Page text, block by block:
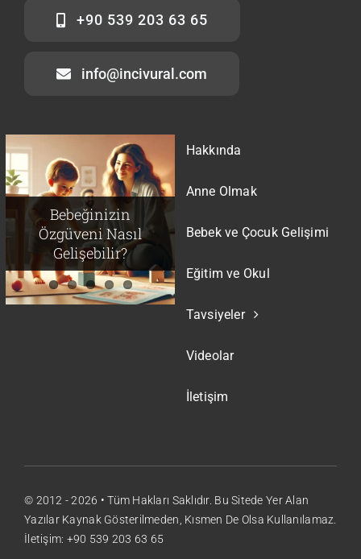
+90 539 203 63 65
info@incivural.com
Bebeğinizin
Özgüveni Nasıl
Gelişebilir?
Duygusal Zeka:
Çocuklar İçin Ne
Anlama Geliyor?
Ayrılık Travması
Neden Bazı Çocuklar
Daha Çok Çabalarken
Bazıları Pes Eder?
Feminist Bir Erkek
Çocuğu Yetiştirmek
Hakkında
Anne Olmak
Bebek ve Çocuk Gelişimi
Eğitim ve Okul
Tavsiyeler
Videolar
İletişim
© 2012 - 2026 • Tüm Hakları Saklıdır. Bu Sitede Yer Alan
Yazılar Kaynak Gösterilmeden, Kısmen De Olsa Kullanılamaz.
İletişim: +90 539 203 63 65